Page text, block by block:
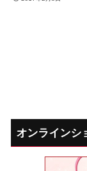
オンラインシ